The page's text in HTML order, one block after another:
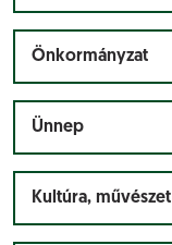
Önkormányzat
Ünnep
Kultúra, művészet